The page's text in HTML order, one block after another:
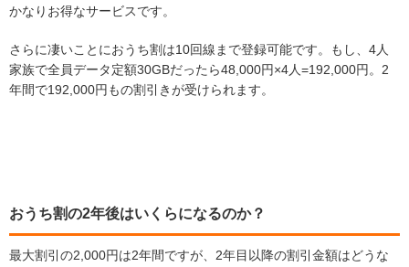
かなりお得なサービスです。
さらに凄いことにおうち割は10回線まで登録可能です。もし、4人
家族で全員データ定額30GBだったら48,000円×4人=192,000円。2
年間で192,000円もの割引きが受けられます。
おうち割の2年後はいくらになるのか？
最大割引の2,000円は2年間ですが、2年目以降の割引金額はどうな